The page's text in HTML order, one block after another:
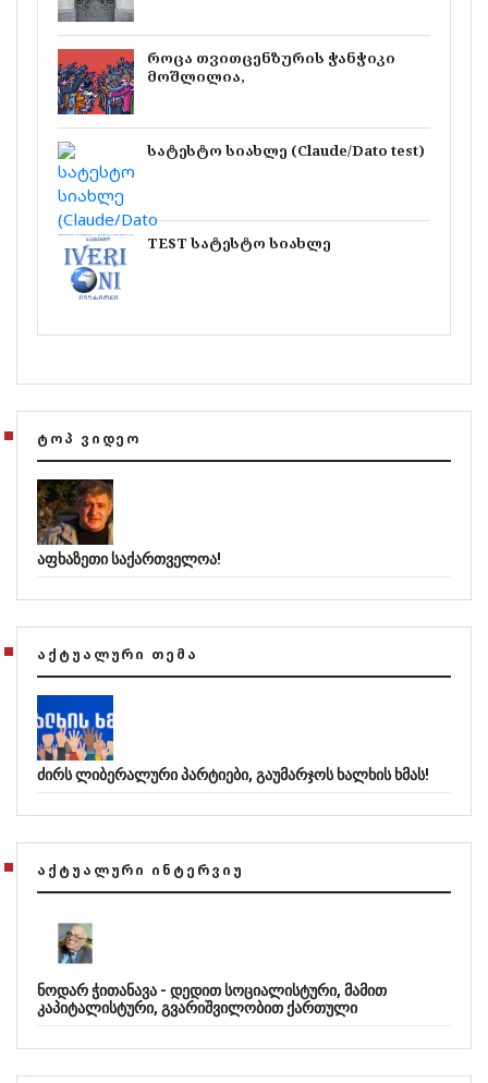
როცა თვითცენზურის ჭანჭიკი
მოშლილია,
სატესტო სიახლე (Claude/Dato test)
TEST სატესტო სიახლე
ᲢᲝᲞ ᲕᲘᲓᲔᲝ
აფხაზეთი საქართველოა!
ᲐᲥᲢᲣᲐᲚᲣᲠᲘ ᲗᲔᲛᲐ
ძირს ლიბერალური პარტიები, გაუმარჯოს ხალხის ხმას!
ᲐᲥᲢᲣᲐᲚᲣᲠᲘ ᲘᲜᲢᲔᲠᲕᲘᲣ
ნოდარ ჭითანავა - დედით სოციალისტური, მამით
კაპიტალისტური, გვარიშვილობით ქართული